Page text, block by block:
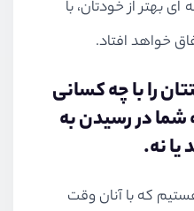
بهتر از خودتان، با
خواهد افتاد.
را با چه کسانی
شما در رسیدن به
نه.
که با آنان وقت